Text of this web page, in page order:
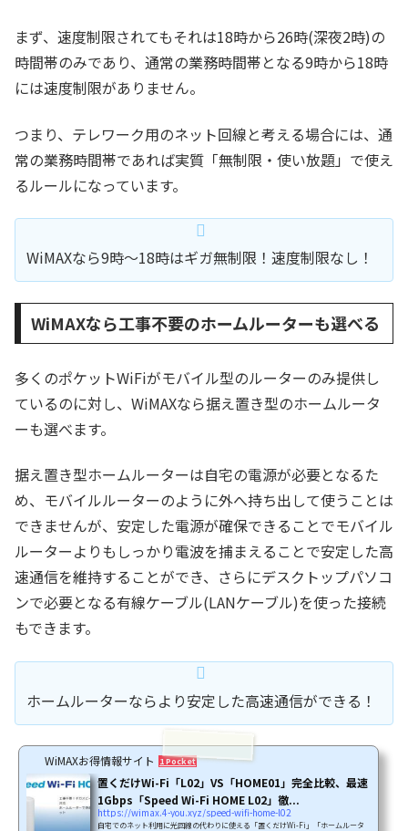
まず、速度制限されてもそれは18時から26時(深夜2時)の
時間帯のみであり、通常の業務時間帯となる9時から18時
には速度制限がありません。
つまり、テレワーク用のネット回線と考える場合には、通
常の業務時間帯であれば実質「無制限・使い放題」で使え
るルールになっています。
WiMAXなら9時～18時はギガ無制限！速度制限なし！
WiMAXなら工事不要のホームルーターも選べる
多くのポケットWiFiがモバイル型のルーターのみ提供し
ているのに対し、WiMAXなら据え置き型のホームルータ
ーも選べます。
据え置き型ホームルーターは自宅の電源が必要となるた
め、モバイルルーターのように外へ持ち出して使うことは
できませんが、安定した電源が確保できることでモバイル
ルーターよりもしっかり電波を捕まえることで安定した高
速通信を維持することができ、さらにデスクトップパソコ
ンで必要となる有線ケーブル(LANケーブル)を使った接続
もできます。
ホームルーターならより安定した高速通信ができる！
WiMAXお得情報サイト 1 Pocket
置くだけWi-Fi「L02」VS「HOME01」完全比較、最速
1Gbps「Speed Wi-Fi HOME L02」徹...
https://wimax.4-you.xyz/speed-wifi-home-l02
自宅でのネット利用に光回線の代わりに使える「置くだけWi-Fi」「ホームルータ